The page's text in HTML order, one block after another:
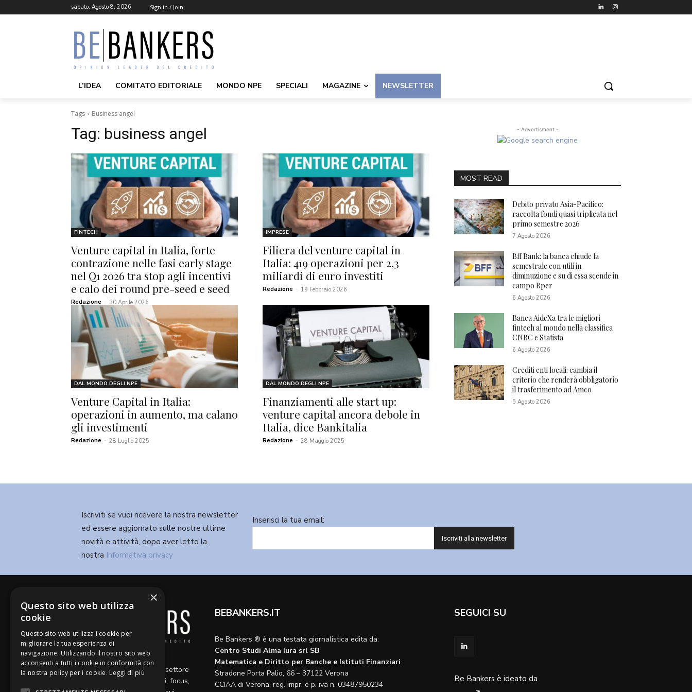
sabato, Agosto 8, 2026 Sign in / Join
L’IDEA COMITATO EDITORIALE MONDO NPE SPECIALI MAGAZINE NEWSLETTER
Tags Business angel
Tag: business angel
FINTECH
Venture capital in Italia, forte
contrazione nelle fasi early stage
nel Q1 2026 tra stop agli incentivi
e calo dei round pre-seed e seed
Redazione - 30 Aprile 2026
IMPRESE
Filiera del venture capital in
Italia: 419 operazioni per 2,3
miliardi di euro investiti
Redazione - 19 Febbraio 2026
DAL MONDO DEGLI NPE
Venture Capital in Italia:
operazioni in aumento, ma calano
gli investimenti
Redazione - 28 Luglio 2025
DAL MONDO DEGLI NPE
Finanziamenti alle start up:
venture capital ancora debole in
Italia, dice Bankitalia
Redazione - 28 Maggio 2025
- Advertisment -
MOST READ
Debito privato Asia-Pacifico:
raccolta fondi quasi triplicata nel
primo semestre 2026
7 Agosto 2026
Bff Bank: la banca chiude la
semestrale con utili in
diminuzione e su di essa scende in
campo Bper
6 Agosto 2026
Banca AideXa tra le migliori
fintech al mondo nella classifica
CNBC e Statista
6 Agosto 2026
Crediti enti locali: cambia il
criterio che renderà obbligatorio
il trasferimento ad Amco
5 Agosto 2026
Iscriviti se vuoi ricevere la nostra newsletter
ed essere aggiornato sulle nostre ultime
novità e attività, dopo aver letto la
nostra Informativa privacy
Inserisci la tua email:
Diamo voce a riflessioni,
aggiornamenti e opinioni sul settore
del credito, ospitando articoli, focus,
BEBANKERS.IT
Be Bankers ® è una testata giornalistica edita da:
Centro Studi Alma Iura srl SB
Matematica e Diritto per Banche e Istituti Finanziari
Stradone Porta Palio, 66 – 37122 Verona
CCIAA di Verona, reg. impr. e p. iva n. 03487950234
SEGUICI SU
Be Bankers è ideato da
×
Questo sito web utilizza
cookie
Questo sito web utilizza i cookie per
migliorare la tua esperienza di
navigazione. Utilizzando il nostro sito web
acconsenti a tutti i cookie in conformità con
la nostra policy per i cookie. Leggi di più